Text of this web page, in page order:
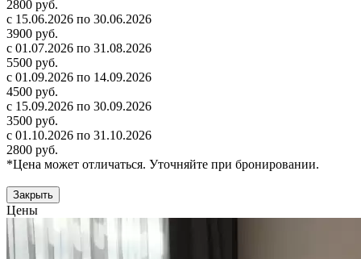
2800 руб.
с 15.06.2026 по 30.06.2026
3900 руб.
с 01.07.2026 по 31.08.2026
5500 руб.
с 01.09.2026 по 14.09.2026
4500 руб.
с 15.09.2026 по 30.09.2026
3500 руб.
с 01.10.2026 по 31.10.2026
2800 руб.
*Цена может отличаться. Уточняйте при бронировании.
Закрыть
Цены